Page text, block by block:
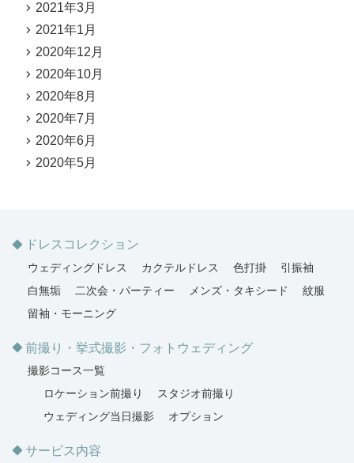
2021年3月
2021年1月
2020年12月
2020年10月
2020年8月
2020年7月
2020年6月
2020年5月
ドレスコレクション
ウェディングドレス カクテルドレス 色打掛
引振袖
白無垢
二次会・パーティー メンズ・タキシード
紋服
留袖・モーニング
前撮り・挙式撮影・フォトウェディング
撮影コース一覧
ロケーション前撮り
スタジオ前撮り
ウェディング当日撮影
オプション
サービス内容